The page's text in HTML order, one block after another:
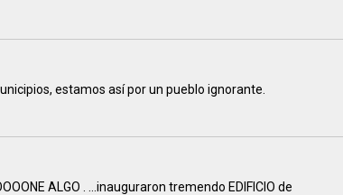
estamos así por un pueblo ignorante.
ALGO . ...inauguraron tremendo EDIFICIO de